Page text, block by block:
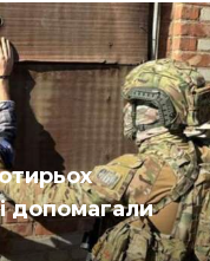
допомагали